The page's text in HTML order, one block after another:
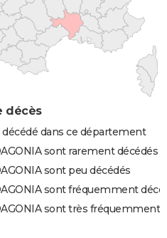
décès
dans ce département
sont rarement décédés
sont peu décédés
sont fréquemment
sont très fréquemment